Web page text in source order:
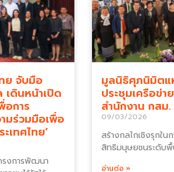
ย จับมือ
เดินหน้าเปิด
อการ
มร่วมมือเพื่อ
เทศไทย’
รงการพัฒนา
มูลนิธิศุภนิมิตแ
ประชุมเครือข่า
สำนักงาน กสม
09/03/2026
สร้างกลไกเชิงรุกใน
สิทธิมนุษยชนระดับ
อ่านต่อ »